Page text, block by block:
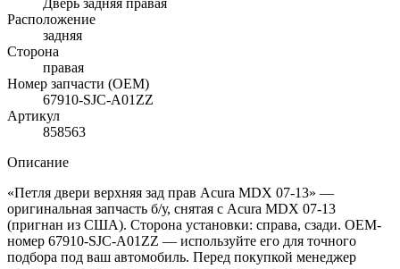
Расположение
задняя
Сторона
правая
Номер запчасти (OEM)
67910-SJC-A01ZZ
Артикул
858563
Описание
«Петля двери верхняя зад прав Acura MDX 07-13» —
оригинальная запчасть б/у, снятая с Acura MDX 07-13
(пригнан из США). Сторона установки: справа, сзади. OEM-
номер 67910-SJC-A01ZZ — используйте его для точного
подбора под ваш автомобиль. Перед покупкой менеджер